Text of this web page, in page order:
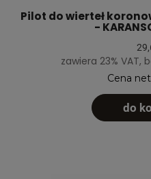
Pilot do wierteł
-
zawiera 23% VAT,
Cena
do